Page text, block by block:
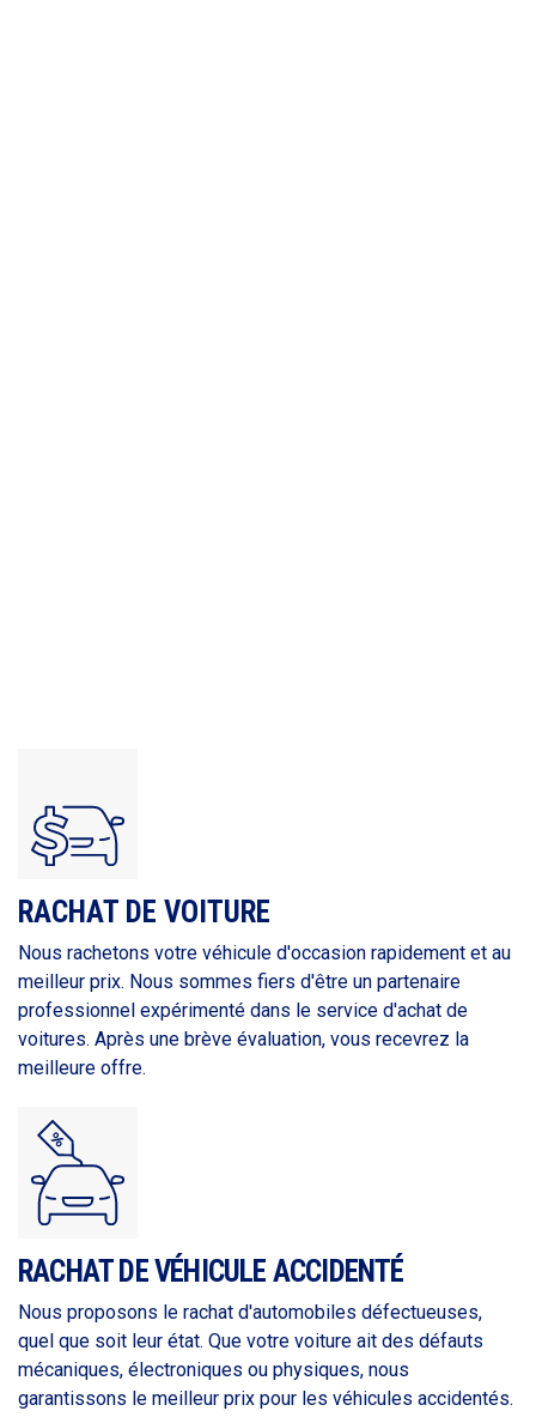
RACHAT DE VOITURE
Nous rachetons votre véhicule d'occasion rapidement et au
meilleur prix. Nous sommes fiers d'être un partenaire
professionnel expérimenté dans le service d'achat de
voitures. Après une brève évaluation, vous recevrez la
meilleure offre.
RACHAT DE VÉHICULE ACCIDENTÉ
Nous proposons le rachat d'automobiles défectueuses,
quel que soit leur état. Que votre voiture ait des défauts
mécaniques, électroniques ou physiques, nous
garantissons le meilleur prix pour les véhicules accidentés.